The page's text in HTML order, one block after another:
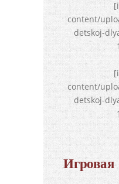
content/
detskoj-
content/
detskoj-
Игровая